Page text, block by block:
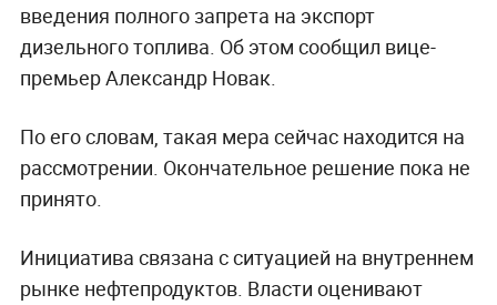
введения полного запрета на экспорт
дизельного топлива. Об этом сообщил вице-
премьер Александр Новак.
По его словам, такая мера сейчас находится на
рассмотрении. Окончательное решение пока не
принято.
Инициатива связана с ситуацией на внутреннем
рынке нефтепродуктов. Власти оценивают